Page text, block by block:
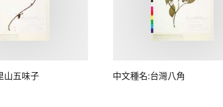
山五味子 中文種名:台灣八角